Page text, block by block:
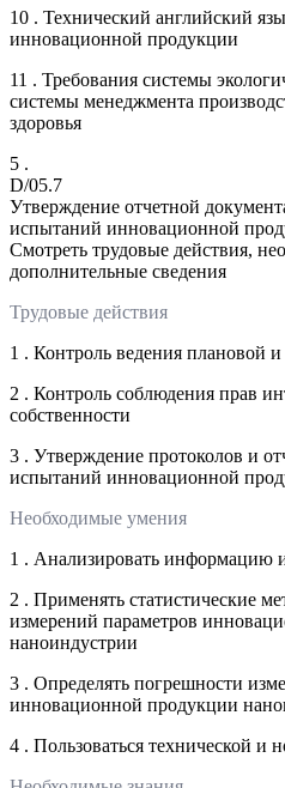
10 . Технический английский
инновационной продукции
11 . Требования системы
системы менеджмента
здоровья
5 .
D/05.7
Утверждение отчетной
испытаний инновационной
Смотреть трудовые действия,
дополнительные сведения
Трудовые действия
1 . Контроль ведения плановой
2 . Контроль соблюдения прав
собственности
3 . Утверждение протоколов и
испытаний инновационной
Необходимые умения
1 . Анализировать информацию
2 . Применять статистические
измерений параметров
наноиндустрии
3 . Определять погрешности
инновационной продукции
4 . Пользоваться технической и